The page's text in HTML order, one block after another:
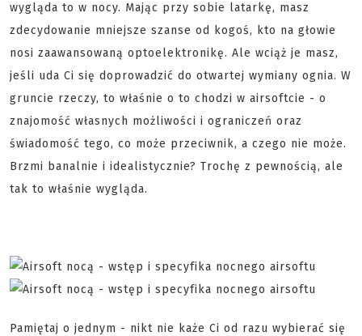
wygląda to w nocy. Mając przy sobie latarkę, masz
zdecydowanie mniejsze szanse od kogoś, kto na głowie
nosi zaawansowaną optoelektronikę. Ale wciąż je masz,
jeśli uda Ci się doprowadzić do otwartej wymiany ognia. W
gruncie rzeczy, to właśnie o to chodzi w airsoftcie - o
znajomość własnych możliwości i ograniczeń oraz
świadomość tego, co może przeciwnik, a czego nie może.
Brzmi banalnie i idealistycznie? Trochę z pewnością, ale
tak to właśnie wygląda.
Pamiętaj o jednym - nikt nie każe Ci od razu wybierać się